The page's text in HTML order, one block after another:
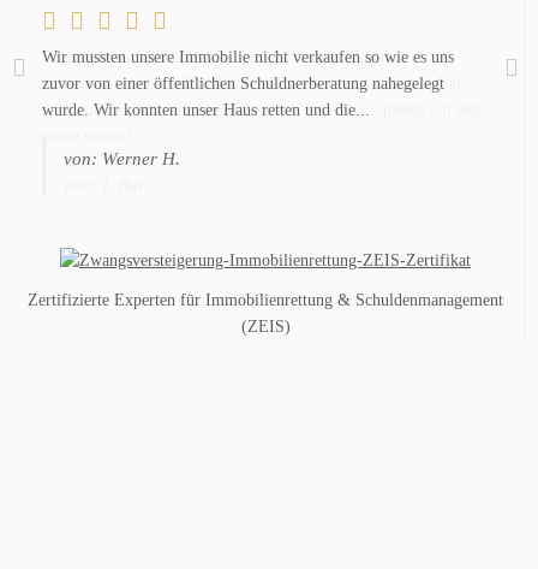
Wir mussten unsere Immobilie nicht verkaufen so wie es uns
zuvor von einer öffentlichen Schuldnerberatung nahegelegt
wurde. Wir konnten unser Haus retten und die...
von: Werner H.
Lösungswege sehr individuell zugeschnitten. Engagiert,
verlässlich, freundlich und schnell. Komeptente Beratung und
nachhaltige Unterstützung. Sehr guter Service.Empfehle ich sehr
Zertifizierte Experten für Immobilienrettung & Schuldenmanagement
(ZEIS)